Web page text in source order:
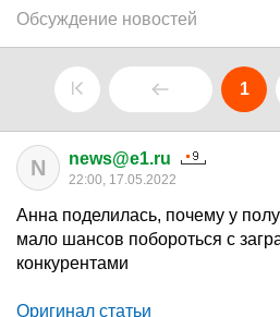
Обсуждение новостей
1
N news@e1.ru
22:00, 17.05.2022
Анна поделилась, почему у
мало шансов побороться с
конкурентами
Оригинал статьи